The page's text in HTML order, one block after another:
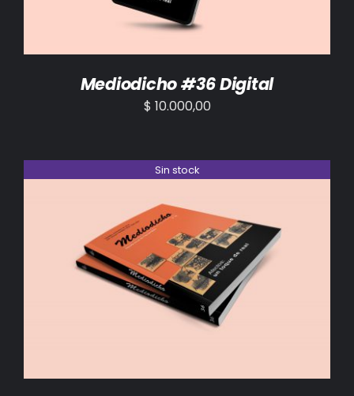
Mediodicho #36 Digital
$ 10.000,00
Sin stock
DETALLES